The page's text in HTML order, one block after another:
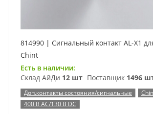
814990 | Сигнальный контакт AL-X1
Chint
Есть в наличии:
Склад АйДи 12 шт Поставщик 1496
Доп.контакты состояния/сигнальные
400 В AC/130 В DC